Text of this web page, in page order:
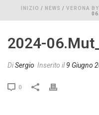
INIZIO / NEWS / VERONA
2024-
DiSergio Inserito il9 Giugno
0